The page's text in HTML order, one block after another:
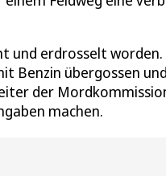
und erdrosselt
Benzin übergossen
der
machen.